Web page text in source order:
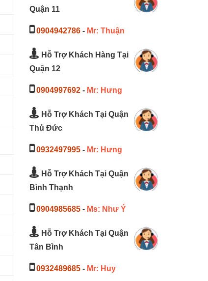
Quận 11
0904942786- Mr: Thuận
Hỗ Trợ Khách Hàng Tại
Quận 12
0904997692- Mr: Hưng
Hỗ Trợ Khách Tại Quận
Thủ Đức
0932497995- Mr: Hưng
Hỗ Trợ Khách Tại Quận
Bình Thạnh
0904985685- Ms: Như Ý
Hỗ Trợ Khách Tại Quận
Tân Bình
0932489685- Mr: Huy